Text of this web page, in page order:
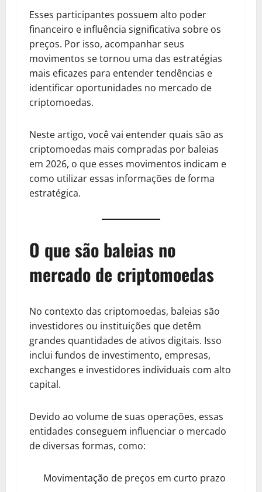
Esses participantes possuem alto poder
financeiro e influência significativa sobre os
preços. Por isso, acompanhar seus
movimentos se tornou uma das estratégias
mais eficazes para entender tendências e
identificar oportunidades no mercado de
criptomoedas.
Neste artigo, você vai entender quais são as
criptomoedas mais compradas por baleias
em 2026, o que esses movimentos indicam e
como utilizar essas informações de forma
estratégica.
O que são baleias no
mercado de criptomoedas
No contexto das criptomoedas, baleias são
investidores ou instituições que detêm
grandes quantidades de ativos digitais. Isso
inclui fundos de investimento, empresas,
exchanges e investidores individuais com alto
capital.
Devido ao volume de suas operações, essas
entidades conseguem influenciar o mercado
de diversas formas, como:
Movimentação de preços em curto prazo